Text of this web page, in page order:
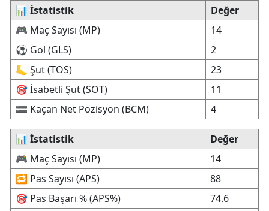
📊 İstatistik
Değer
🎮 Maç Sayısı (MP)
14
⚽ Gol (GLS)
2
🦶 Şut (TOS)
23
🎯 İsabetli Şut (SOT)
11
🟰 Kaçan Net Pozisyon (BCM)
4
📊 İstatistik
Değer
🎮 Maç Sayısı (MP)
14
🔁 Pas Sayısı (APS)
88
🎯 Pas Başarı % (APS%)
74.6